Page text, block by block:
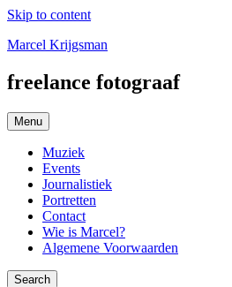
Skip to content
Marcel Krijgsman
freelance fotograaf
Menu
Muziek
Events
Journalistiek
Portretten
Contact
Wie is Marcel?
Algemene Voorwaarden
Search